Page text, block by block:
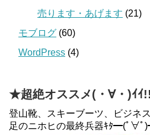
売ります・あげます (21)
モブログ (60)
WordPress (4)
★超絶オススメ(・∀・)ｲ
登山靴、スキーブーツ、ビジネ
足のニホヒの最終兵器ｷﾀ━(ﾟ∀ﾟ